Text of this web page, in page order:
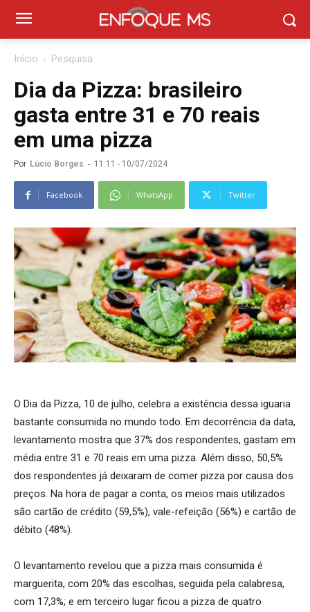
Início Pesquisa
Dia da Pizza: brasileiro
gasta entre 31 e 70 reais
em uma pizza
Por Lúcio Borges - 11:11 - 10/07/2024
Facebook WhatsApp Twitter
O Dia da Pizza, 10 de julho, celebra a existência dessa iguaria
bastante consumida no mundo todo. Em decorrência da data,
levantamento mostra que 37% dos respondentes, gastam em
média entre 31 e 70 reais em uma pizza. Além disso, 50,5%
dos respondentes já deixaram de comer pizza por causa dos
preços. Na hora de pagar a conta, os meios mais utilizados
são cartão de crédito (59,5%), vale-refeição (56%) e cartão de
débito (48%).
O levantamento revelou que a pizza mais consumida é
marguerita, com 20% das escolhas, seguida pela calabresa,
com 17,3%; e em terceiro lugar ficou a pizza de quatro